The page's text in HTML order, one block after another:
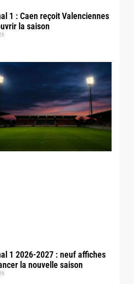
1 : Caen reçoit Valenciennes
la saison
1 2026-2027 : neuf affiches
la nouvelle saison